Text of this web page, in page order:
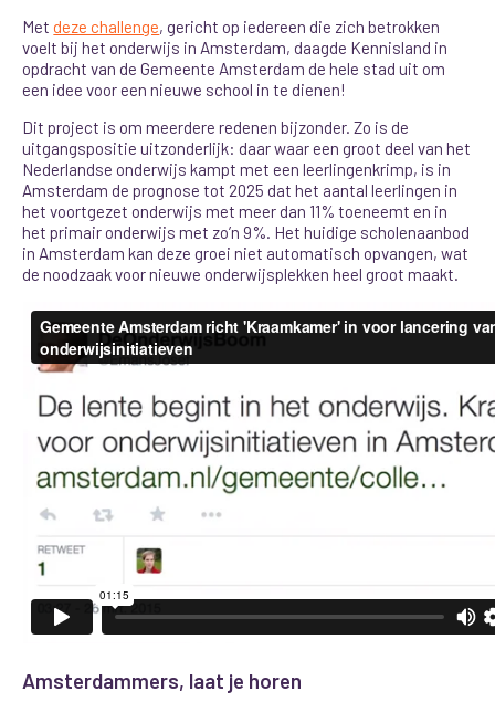
Metdeze challenge, gericht op iedereen die zich betrokken
voelt bij het onderwijs in Amsterdam, daagde Kennisland in
opdracht van de Gemeente Amsterdam de hele stad uit om
een idee voor een nieuwe school in te dienen!
Dit project is om meerdere redenen bijzonder. Zo is de
uitgangspositie uitzonderlijk: daar waar een groot deel van het
Nederlandse onderwijs kampt met een leerlingenkrimp, is in
Amsterdam de prognose tot 2025 dat het aantal leerlingen in
het voortgezet onderwijs met meer dan 11% toeneemt en in
het primair onderwijs met zo’n 9%. Het huidige scholenaanbod
in Amsterdam kan deze groei niet automatisch opvangen, wat
de noodzaak voor nieuwe onderwijsplekken heel groot maakt.
Amsterdammers, laat je horen